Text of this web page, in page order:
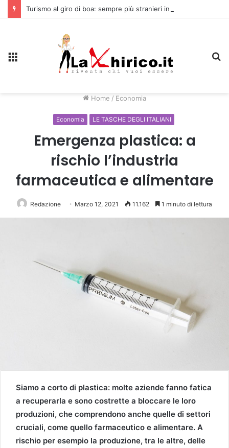
Turismo al giro di boa: sempre più stranieri in Riviera
Home / Economia
Economia LE TASCHE DEGLI ITALIANI
Emergenza plastica: a
rischio l’industria
farmaceutica e alimentare
Redazione Marzo 12, 2021 11.162 1 minuto di lettura
Siamo a corto di plastica: molte aziende fanno fatica
a recuperarla e sono costrette a bloccare le loro
produzioni, che comprendono anche quelle di settori
cruciali, come quello farmaceutico e alimentare. A
rischio per esempio la produzione, tra le altre, delle